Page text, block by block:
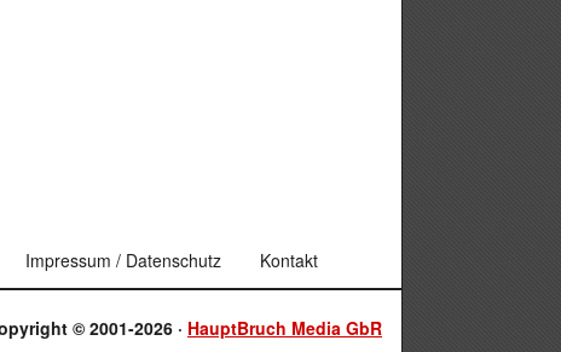
Impressum / Datenschutz Kontakt
© 2001-2026 · HauptBruch Media GbR